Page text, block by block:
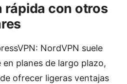
rápida con otros
NordVPN suele
en planes de largo plazo,
ofrecer ligeras ventajas